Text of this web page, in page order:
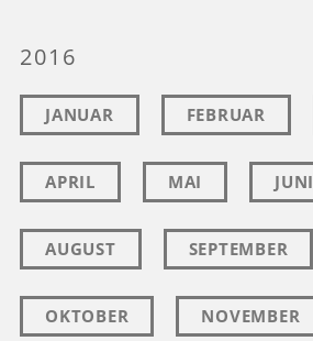
2016
JANUAR FEBRUAR
APRIL MAI JUNI
AUGUST SEPTEMBER
OKTOBER NOVEMBER